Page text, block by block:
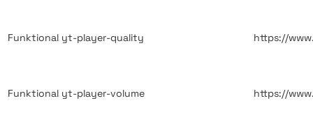
Funktional yt-player-quality https://
Funktional yt-player-volume https://